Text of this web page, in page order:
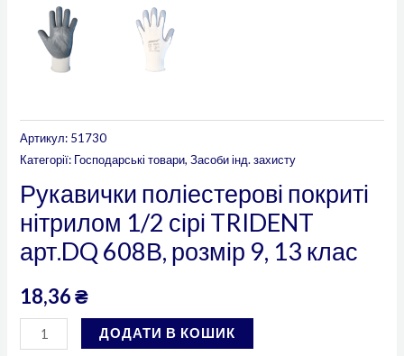
Артикул: 51730
Категорії: Господарські товари,Засоби інд. захисту
Рукавички поліестерові покриті
нітрилом 1/2 сірі TRIDENT
арт.DQ 608В, розмір 9, 13 клас
18,36₴
ДОДАТИ В КОШИК